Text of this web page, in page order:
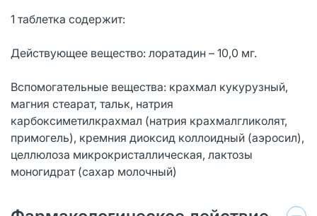
1 таблетка содержит:
Действующее вещество: лоратадин – 10,0 мг.
Вспомогательные вещества: крахмал кукурузный,
магния стеарат, тальк, натрия
карбоксиметилкрахмал (натрия крахмалгликолят,
примогель), кремния диокcид коллоидный (аэросил),
целлюлоза микрокристаллическая, лактозы
моногидрат (сахар молочный)